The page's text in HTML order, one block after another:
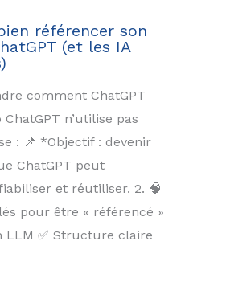
référencer son
(et les IA
comment ChatGPT
n’utilise pas
: 📌 *Objectif : devenir
ChatGPT peut
et réutiliser. 2. 🧠
pour être « référencé »
LLM ✅ Structure claire